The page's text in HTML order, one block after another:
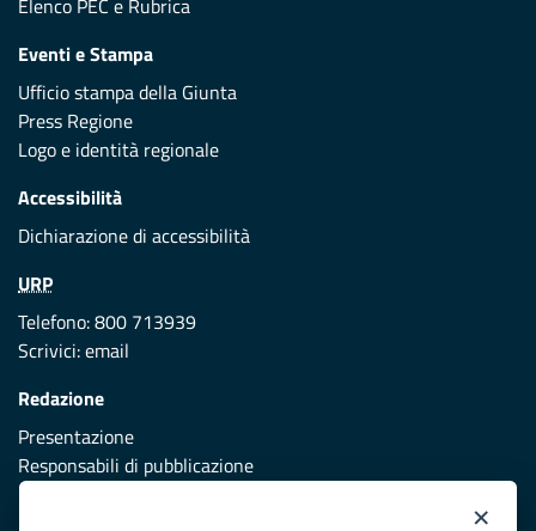
Elenco PEC e Rubrica
Eventi e Stampa
Ufficio stampa della Giunta
Press Regione
Logo e identità regionale
Accessibilità
Dichiarazione di accessibilità
URP
Telefono: 800 713939
Scrivici:email
Redazione
Presentazione
Responsabili di pubblicazione
×